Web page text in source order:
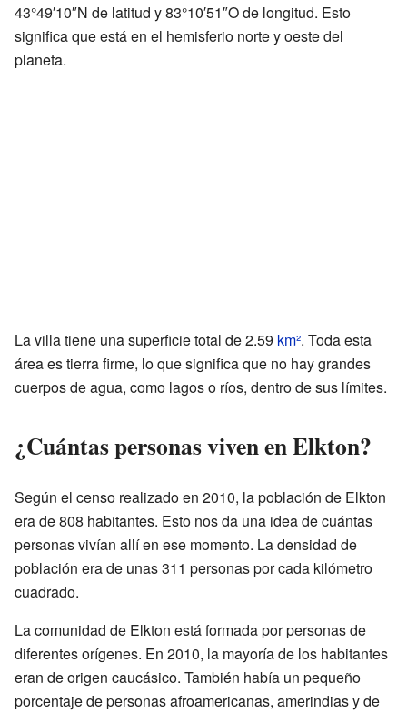
43°49′10″N de latitud y 83°10′51″O de longitud. Esto
significa que está en el hemisferio norte y oeste del
planeta.
La villa tiene una superficie total de 2.59 km². Toda esta
área es tierra firme, lo que significa que no hay grandes
cuerpos de agua, como lagos o ríos, dentro de sus límites.
¿Cuántas personas viven en Elkton?
Según el censo realizado en 2010, la población de Elkton
era de 808 habitantes. Esto nos da una idea de cuántas
personas vivían allí en ese momento. La densidad de
población era de unas 311 personas por cada kilómetro
cuadrado.
La comunidad de Elkton está formada por personas de
diferentes orígenes. En 2010, la mayoría de los habitantes
eran de origen caucásico. También había un pequeño
porcentaje de personas afroamericanas, amerindias y de